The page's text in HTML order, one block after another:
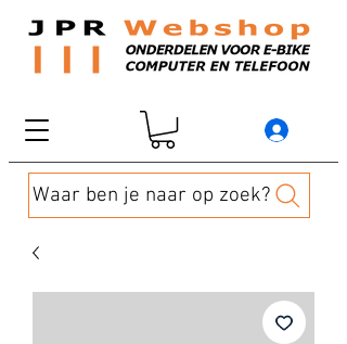
Waar ben je naar op zoek?